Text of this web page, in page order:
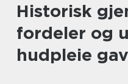
Historisk
fordeler og
hudpleie